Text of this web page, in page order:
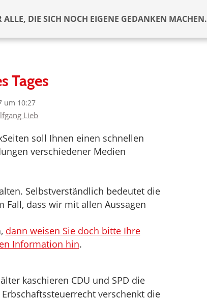
ALLE, DIE SICH NOCH EIGENE GEDANKEN MACHEN.
Tages
um 10:27
Lieb
soll Ihnen einen schnellen
verschiedener Medien
Selbstverständlich bedeutet die
dass wir mit allen Aussagen
dann weisen Sie doch bitte Ihre
Information hin.
kaschieren CDU und SPD die
verschenkt die